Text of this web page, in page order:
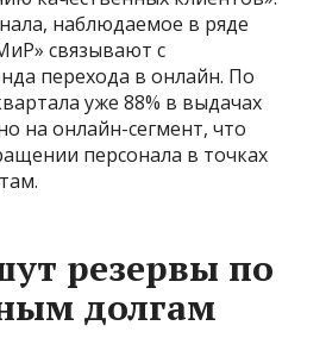
наблюдаемое в ряде
связывают с
перехода в онлайн. По
уже 88% в выдачах
на онлайн-сегмент, что
персонала в точках
резервы по
долгам